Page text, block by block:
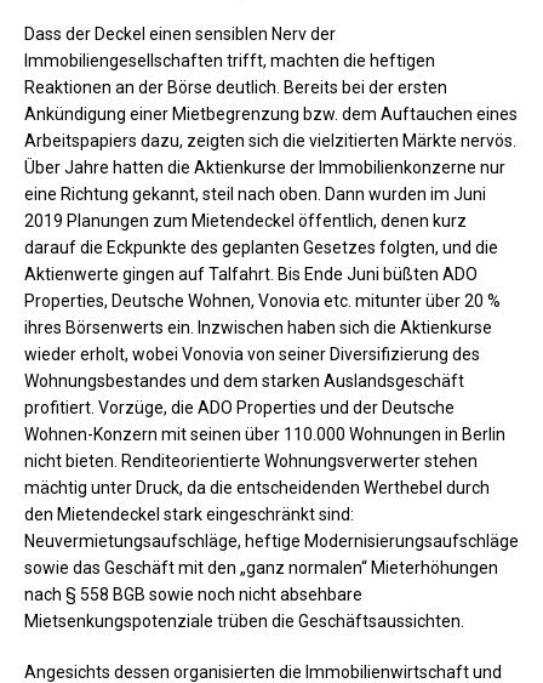
Dass der Deckel einen sensiblen Nerv der
Immobiliengesellschaften trifft, machten die heftigen
Reaktionen an der Börse deutlich. Bereits bei der ersten
Ankündigung einer Mietbegrenzung bzw. dem Auftauchen eines
Arbeitspapiers dazu, zeigten sich die vielzitierten Märkte nervös.
Über Jahre hatten die Aktienkurse der Immobilienkonzerne nur
eine Richtung gekannt, steil nach oben. Dann wurden im Juni
2019 Planungen zum Mietendeckel öffentlich, denen kurz
darauf die Eckpunkte des geplanten Gesetzes folgten, und die
Aktienwerte gingen auf Talfahrt. Bis Ende Juni büßten ADO
Properties, Deutsche Wohnen, Vonovia etc. mitunter über 20 %
ihres Börsenwerts ein. Inzwischen haben sich die Aktienkurse
wieder erholt, wobei Vonovia von seiner Diversifizierung des
Wohnungsbestandes und dem starken Auslandsgeschäft
profitiert. Vorzüge, die ADO Properties und der Deutsche
Wohnen-Konzern mit seinen über 110.000 Wohnungen in Berlin
nicht bieten. Renditeorientierte Wohnungsverwerter stehen
mächtig unter Druck, da die entscheidenden Werthebel durch
den Mietendeckel stark eingeschränkt sind:
Neuvermietungsaufschläge, heftige Modernisierungsaufschläge
sowie das Geschäft mit den „ganz normalen“ Mieterhöhungen
nach § 558 BGB sowie noch nicht absehbare
Mietsenkungspotenziale trüben die Geschäftsaussichten.
Angesichts dessen organisierten die Immobilienwirtschaft und